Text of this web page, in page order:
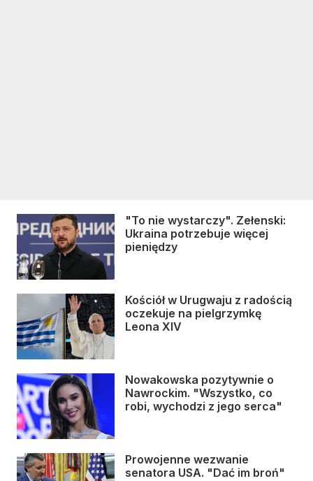
"To nie wystarczy". Zełenski:
Ukraina potrzebuje więcej
pieniędzy
Kościół w Urugwaju z radością
oczekuje na pielgrzymkę
Leona XIV
Nowakowska pozytywnie o
Nawrockim. "Wszystko, co
robi, wychodzi z jego serca"
Prowojenne wezwanie
senatora USA. "Dać im broń"